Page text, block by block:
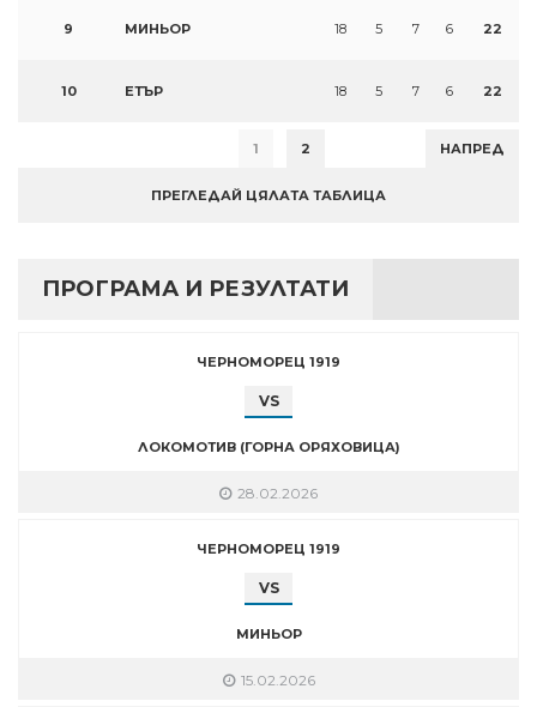
9 МИНЬОР 18 5 7 6 22
10 ЕТЪР 18 5 7 6 22
1 2 НАПРЕД
ПРЕГЛЕДАЙ ЦЯЛАТА ТАБЛИЦА
ПРОГРАМА И РЕЗУЛТАТИ
ЧЕРНОМОРЕЦ 1919
VS
ЛОКОМОТИВ (ГОРНА ОРЯХОВИЦА)
28.02.2026
ЧЕРНОМОРЕЦ 1919
VS
МИНЬОР
15.02.2026